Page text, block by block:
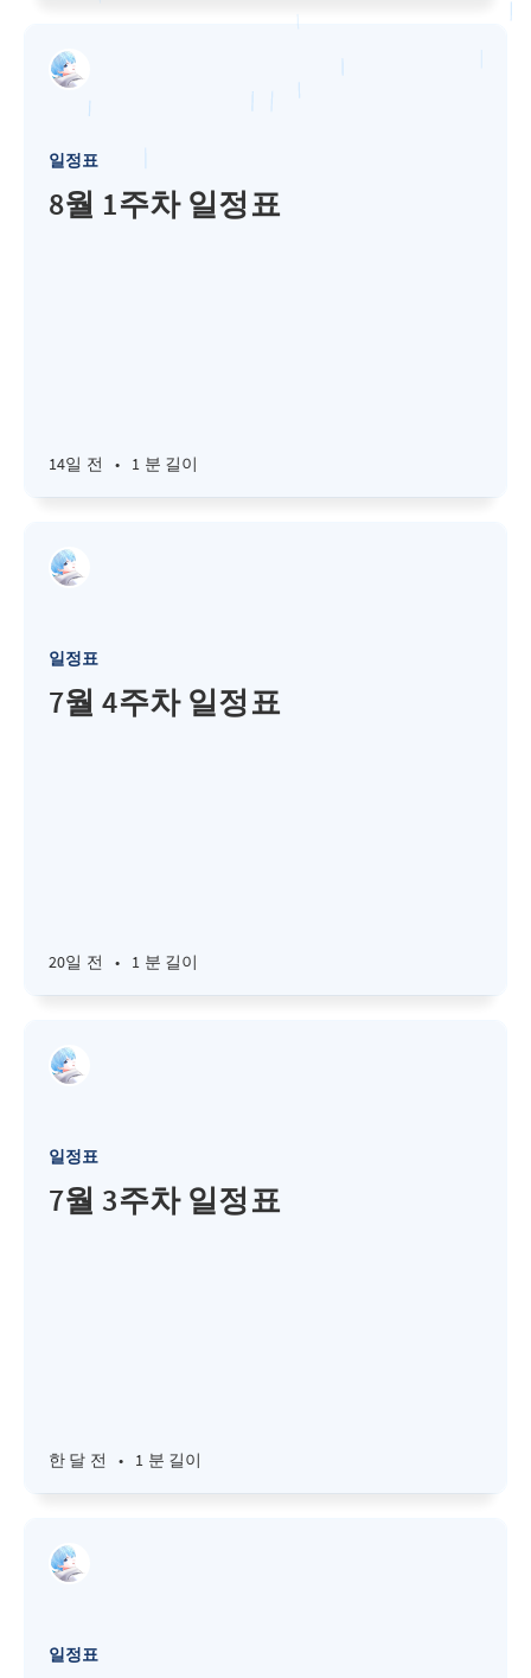
일정표
8월 1주차 일정표
14일 전 • 1 분 길이
일정표
7월 4주차 일정표
20일 전 • 1 분 길이
일정표
7월 3주차 일정표
한 달 전 • 1 분 길이
일정표